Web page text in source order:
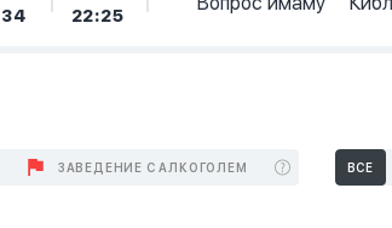
22:25
ЗАВЕДЕНИЕ С АЛКОГОЛЕМ ВСЕ